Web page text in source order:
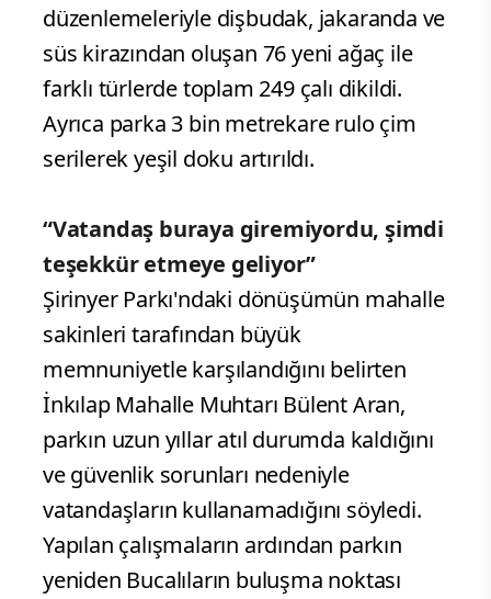
düzenlemeleriyle dişbudak, jakaranda ve
süs kirazından oluşan 76 yeni ağaç ile
farklı türlerde toplam 249 çalı dikildi.
Ayrıca parka 3 bin metrekare rulo çim
serilerek yeşil doku artırıldı.
“Vatandaş buraya giremiyordu, şimdi
teşekkür etmeye geliyor”
Şirinyer Parkı'ndaki dönüşümün mahalle
sakinleri tarafından büyük
memnuniyetle karşılandığını belirten
İnkılap Mahalle Muhtarı Bülent Aran,
parkın uzun yıllar atıl durumda kaldığını
ve güvenlik sorunları nedeniyle
vatandaşların kullanamadığını söyledi.
Yapılan çalışmaların ardından parkın
yeniden Bucalıların buluşma noktası